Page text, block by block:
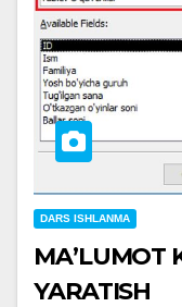
DARS ISHLANMA
MAʼLUMOT
YARATISH